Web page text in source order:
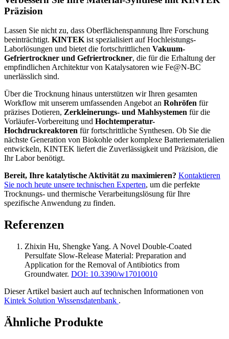
Präzision
Lassen Sie nicht zu, dass Oberflächenspannung Ihre Forschung
beeinträchtigt. KINTEKist spezialisiert auf Hochleistungs-
Laborlösungen und bietet die fortschrittlichen Vakuum-
Gefriertrockner und Gefriertrockner, die für die Erhaltung der
empfindlichen Architektur von Katalysatoren wie Fe@N-BC
unerlässlich sind.
Über die Trocknung hinaus unterstützen wir Ihren gesamten
Workflow mit unserem umfassenden Angebot an Rohröfen für
präzises Dotieren, Zerkleinerungs- und Mahlsystemen für die
Vorläufer-Vorbereitung und Hochtemperatur-
Hochdruckreaktoren für fortschrittliche Synthesen. Ob Sie die
nächste Generation von Biokohle oder komplexe Batteriematerialien
entwickeln, KINTEK liefert die Zuverlässigkeit und Präzision, die
Ihr Labor benötigt.
Bereit, Ihre katalytische Aktivität zu maximieren? Kontaktieren
Sie noch heute unsere technischen Experten, um die perfekte
Trocknungs- und thermische Verarbeitungslösung für Ihre
spezifische Anwendung zu finden.
Referenzen
Zhixin Hu, Shengke Yang. A Novel Double-Coated
Persulfate Slow-Release Material: Preparation and
Application for the Removal of Antibiotics from
Groundwater. DOI: 10.3390/w17010010
Dieser Artikel basiert auch auf technischen Informationen von
Kintek Solution Wissensdatenbank .
Ähnliche Produkte